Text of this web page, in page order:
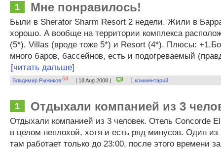
1 Мне понравилось!
Были в Sherator Sharm Resort 2 недели. Жили в
хорошо. А вообще на территории комплекса
(5*), Villas (вроде тоже 5*) и Resort (4*). Плюсы:
много баров, бассейнов, есть и подогреваемый
[читать дальше]
Владимир Рыжиков64 | 18 Aug 2008 | 1 комментарий
1 Отдыхали компанией из 3
Отдыхали компанией из 3 человек. Отель Concorde
в целом неплохой, хотя и есть ряд минусов. Один
там работает только до 23:00, после этого времени